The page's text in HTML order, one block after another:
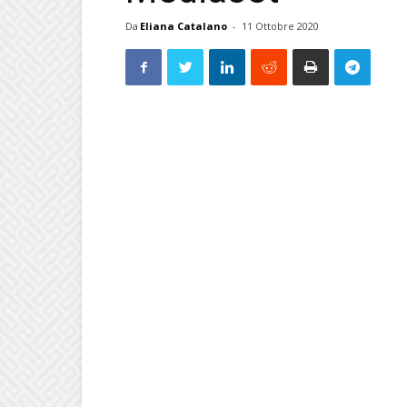
Da Eliana Catalano - 11 Ottobre 2020